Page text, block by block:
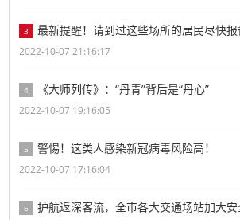
3 最新提醒！请到过这些场所的居民尽快
2022-10-07 21:16:17
4 《大师列传》：“丹青”背后是“丹心”
2022-10-07 19:16:05
5 警惕！这类人感染新冠病毒风险高！
2022-10-07 17:16:04
6 护航返深客流，全市各大交通场站加大安